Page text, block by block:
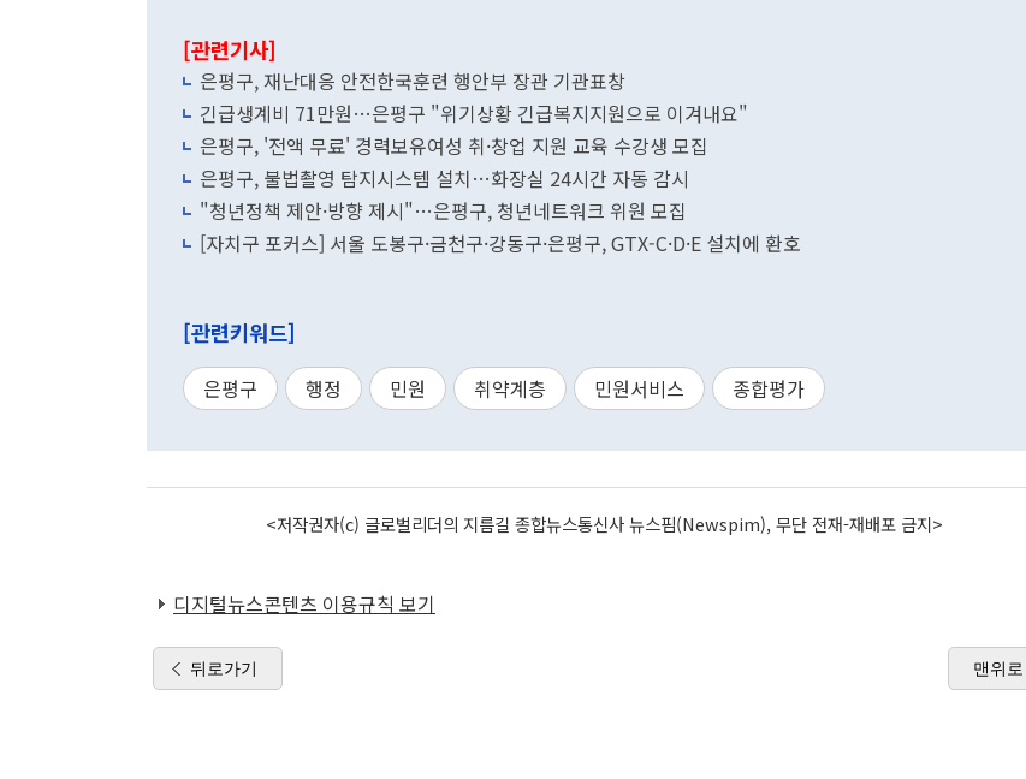
[관련기사]
은평구, 재난대응 안전한국훈련 행안부 장관 기관표창
긴급생계비 71만원…은평구 "위기상황 긴급복지지원으로 이겨내요"
은평구, '전액 무료' 경력보유여성 취·창업 지원 교육 수강생 모집
은평구, 불법촬영 탐지시스템 설치…화장실 24시간 자동 감시
"청년정책 제안·방향 제시"…은평구, 청년네트워크 위원 모집
[자치구 포커스] 서울 도봉구·금천구·강동구·은평구, GTX-C·D·E 설치에 환호
[관련키워드]
은평구 행정 민원 취약계층 민원서비스 종합평가
<저작권자(c) 글로벌리더의 지름길 종합뉴스통신사 뉴스핌(Newspim), 무단 전재-재배포 금지>
디지털뉴스콘텐츠 이용규칙 보기
뒤로가기 맨위로